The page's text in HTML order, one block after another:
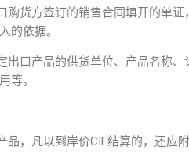
货方签订的销售合同填开的单证
的依据。
口产品的供货单位、产品名称、
等。
，凡以到岸价CIF结算的，还应